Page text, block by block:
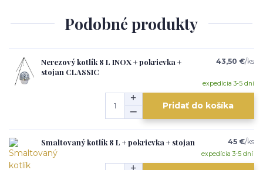
Podobné produkty
Nerezový kotlík 8 L INOX + pokrievka +
stojan CLASSIC
43,50 €/ks
expedícia 3-5 dní
Pridať do košíka
Smaltovaný kotlík 8 L + pokrievka + stojan 45 €/ks
expedícia 3-5 dní